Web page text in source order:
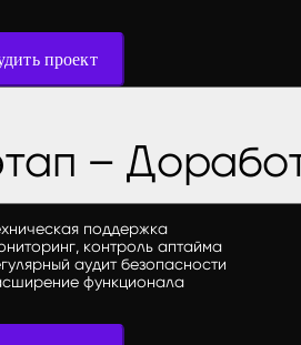
проект
–
поддержка
контроль аптайма
аудит безопасности
функционала